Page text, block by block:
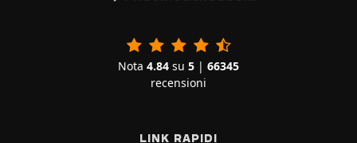
Nota 4.84 su 5 | 66345
recensioni
LINK RAPIDI